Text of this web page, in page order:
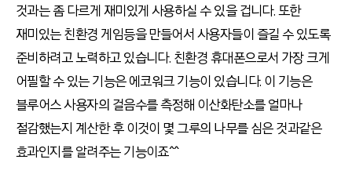
것과는 좀 다르게 재미있게 사용하실 수 있을 겁니다. 또한
재미있는 친환경 게임등을 만들어서 사용자들이 즐길 수 있도록
준비하려고 노력하고 있습니다. 친환경 휴대폰으로서 가장 크게
어필할 수 있는 기능은 에코워크 기능이 있습니다. 이 기능은
블루어스 사용자의 걸음수를 측정해 이산화탄소를 얼마나
절감했는지 계산한 후 이것이 몇 그루의 나무를 심은 것과같은
효과인지를 알려주는 기능이죠^^